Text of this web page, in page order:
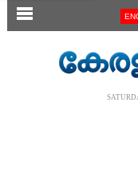
SECTIONS